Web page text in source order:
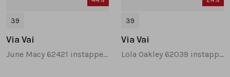
39
Via Vai
June Macy 62421 instappers en loafers taupe
39
Via Vai
Lola Oakley 62039 instappers en loafers donkerblauw